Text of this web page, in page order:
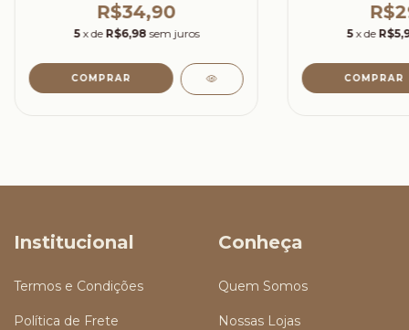
R$34,90
5 x de R$6,98 sem juros 5 x de
Institucional
Termos e Condições
Política de Frete
Conheça
Quem Somos
Nossas Lojas